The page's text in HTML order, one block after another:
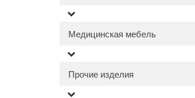
Медицинская мебель
Прочие изделия